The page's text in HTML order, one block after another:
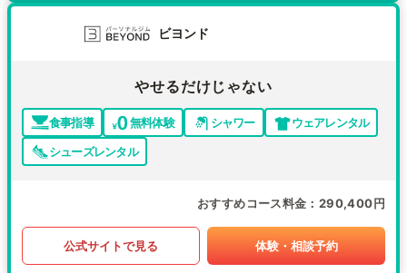
ビヨンド
やせるだけじゃない
食事指導 無料体験 シャワー
ウェアレンタル
シューズレンタル
おすすめコース料金 290,400円
公式サイトで見る 体験・相談予約